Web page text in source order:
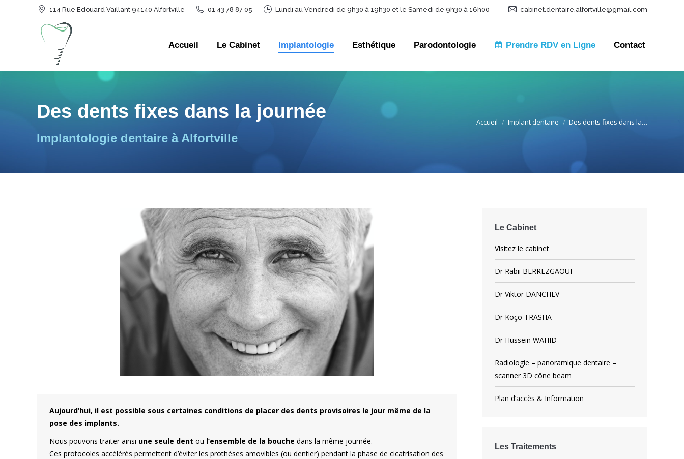
114 Rue Edouard Vaillant 94140 Alfortville 01 43 78 87 05 Lundi au Vendredi de 9h30 à 19h30 et le Samedi de 9h30 à 16h00 cabinet.dentaire.alfortville@gmail.com
Accueil Le Cabinet Implantologie Esthétique Parodontologie Prendre RDV en Ligne Contact
Des dents fixes dans la journée
Implantologie dentaire à Alfortville
Accueil Implant dentaire Des dents fixes dans la…
Aujourd’hui, il est possible sous certaines conditions de placer des dents provisoires le jour même de la
pose des implants.
Nous pouvons traiter ainsi une seule dent ou l’ensemble de la bouche dans la même journée.
Ces protocoles accélérés permettent d’éviter les prothèses amovibles (ou dentier) pendant la phase de cicatrisation des
Le Cabinet
Visitez le cabinet
Dr Rabii BERREZGAOUI
Dr Viktor DANCHEV
Dr Koço TRASHA
Dr Hussein WAHID
Radiologie – panoramique dentaire –
scanner 3D cône beam
Plan d’accès & Information
Les Traitements